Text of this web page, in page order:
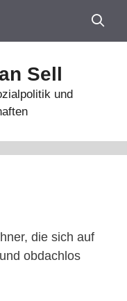
Sell
und
die sich auf
obdachlos